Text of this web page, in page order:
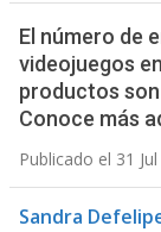
El número de
videojuegos
productos
Conoce más
Publicado el 31
Sandra